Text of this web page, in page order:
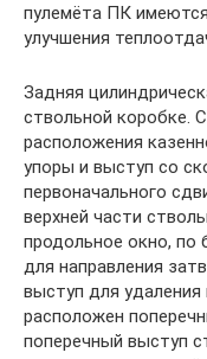
пулемёта ПК
улучшения
Задняя
ствольной коробке.
расположения
упоры и выступ со
первоначального
верхней части
продольное окно, по
для направления
выступ для
расположен
поперечный выступ